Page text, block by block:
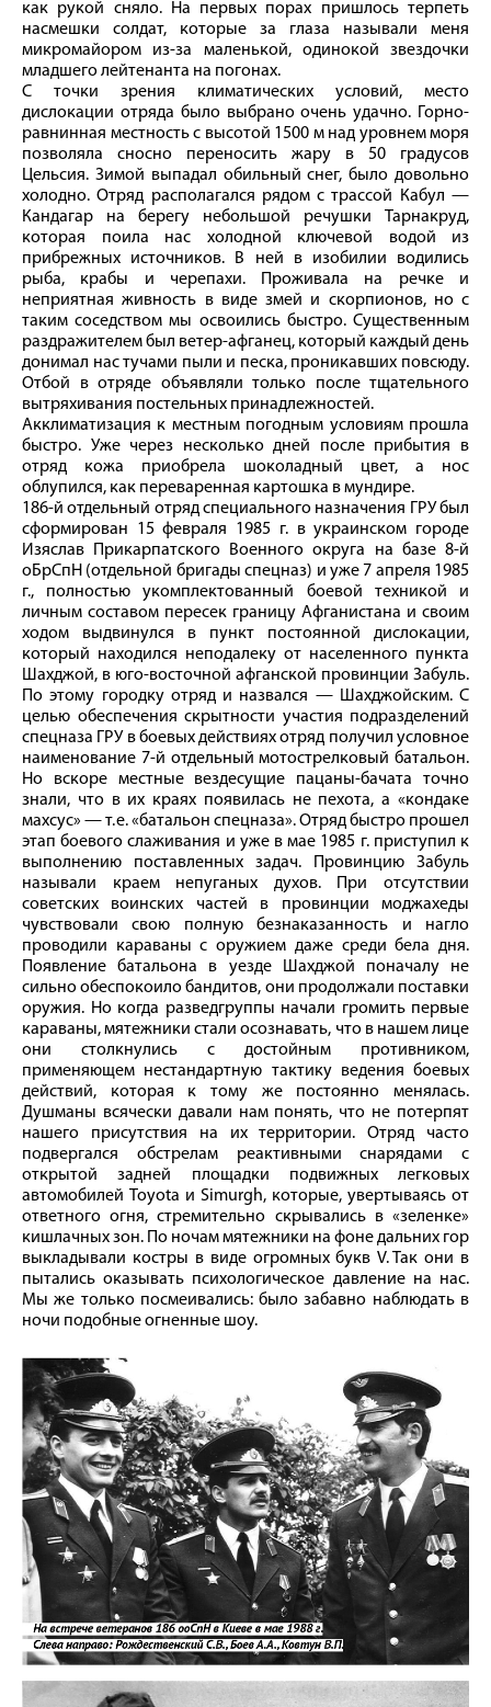
как рукой сняло. На первых порах пришлось терпеть
насмешки солдат, которые за глаза называли меня
микромайором из-за маленькой, одинокой звездочки
младшего лейтенанта на погонах.
С точки зрения климатических условий, место
дислокации отряда было выбрано очень удачно. Горно-
равнинная местность с высотой 1500 м над уровнем моря
позволяла сносно переносить жару в 50 градусов
Цельсия. Зимой выпадал обильный снег, было довольно
холодно. Отряд располагался рядом с трассой Кабул —
Кандагар на берегу небольшой речушки Тарнакруд,
которая поила нас холодной ключевой водой из
прибрежных источников. В ней в изобилии водились
рыба, крабы и черепахи. Проживала на речке и
неприятная живность в виде змей и скорпионов, но с
таким соседством мы освоились быстро. Существенным
раздражителем был ветер-­афганец, который каждый день
донимал нас тучами пыли и песка, проникавших повсюду.
Отбой в отряде объявляли только после тщательного
вытряхивания постельных принадлежностей.
Акклиматизация к местным погодным условиям прошла
быстро. Уже через несколько дней после прибытия в
отряд кожа приобрела шоколадный цвет, а нос
облупился, как переваренная картошка в мундире.
186‑й отдельный отряд специального назначения ГРУ был
сформирован 15 февраля 1985 г. в украинском городе
Изяслав Прикарпатского Военного округа на базе 8-й
оБрСпН (отдельной бригады спецназ) и уже 7 апреля 1985
г., полностью укомплектованный боевой техникой и
личным составом пересек границу Афганистана и своим
ходом выдвинулся в пункт постоянной дислокации,
который находился неподалеку от населенного пункта
Шахджой, в юго-восточной афганской провинции Забуль.
По этому городку отряд и назвался — Шахджойским. С
целью обеспечения скрытности участия подразделений
спецназа ГРУ в боевых действиях отряд получил условное
наименование 7‑й отдельный мотострелковый батальон.
Но вскоре местные вездесущие пацаны-­бачата точно
знали, что в их краях появилась не пехота, а «кондаке
махсус» — т. е. «батальон спецназа». Отряд быстро прошел
этап боевого слаживания и уже в мае 1985 г. приступил к
выполнению поставленных задач. Провинцию Забуль
называли краем непуганых духов. При отсутствии
советских воинских частей в провинции моджахеды
чувствовали свою полную безнаказанность и нагло
проводили караваны с оружием даже среди бела дня.
Появление батальона в уезде Шахджой поначалу не
сильно обеспокоило бандитов, они продолжали поставки
оружия. Но когда разведгруппы начали громить первые
караваны, мятежники стали осознавать, что в нашем лице
они столкнулись с достойным противником,
применяющем нестандартную тактику ведения боевых
действий, которая к тому же постоянно менялась.
Душманы всячески давали нам понять, что не потерпят
нашего присутствия на их территории. Отряд часто
подвергался обстрелам реактивными снарядами с
открытой задней площадки подвижных легковых
автомобилей Toyota и Simurgh, которые, увертываясь от
ответного огня, стремительно скрывались в «зеленке»
кишлачных зон. По ночам мятежники на фоне дальних гор
выкладывали костры в виде огромных букв V. Так они в
пытались оказывать психологическое давление на нас.
Мы же только посмеивались: было забавно наблюдать в
ночи подобные огненные шоу.